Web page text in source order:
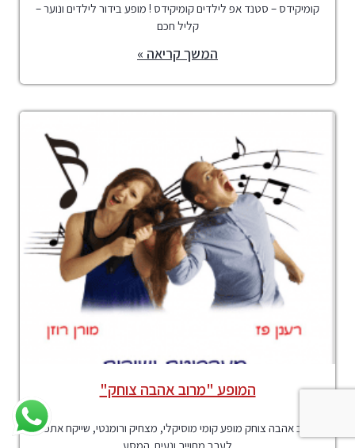
קומיקידס – סטנד אפ לילדים קומיקידס ! מופע בידור לילדים ונוער –
קליל חכם
המשך קריאה »
המופע "מרוב אהבה צוחק"
מרוב אהבה צוחק מופע קומי מוסיקלי, מצחיק ורומנטי, שייקח אתכם
לערב מחוייך ונעים. המסע